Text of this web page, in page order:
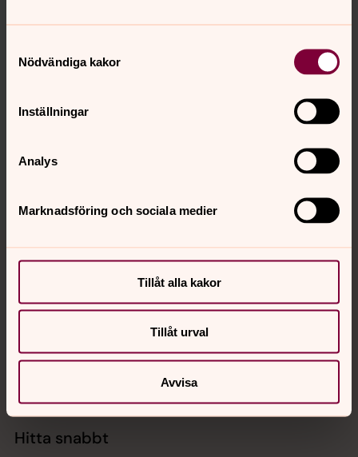
Nödvändiga kakor
Inställningar
Analys
Marknadsföring och sociala medier
Tillåt alla kakor
Tillåt urval
Avvisa
Synpunkter eller frågor på sidans
jarna-vardinge.pastorat@svenskakyrkan.se
Kontakt
Hitta snabbt